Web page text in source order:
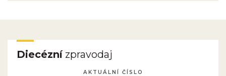
Diecéznízpravodaj
AKTUÁLNÍ ČÍSLO